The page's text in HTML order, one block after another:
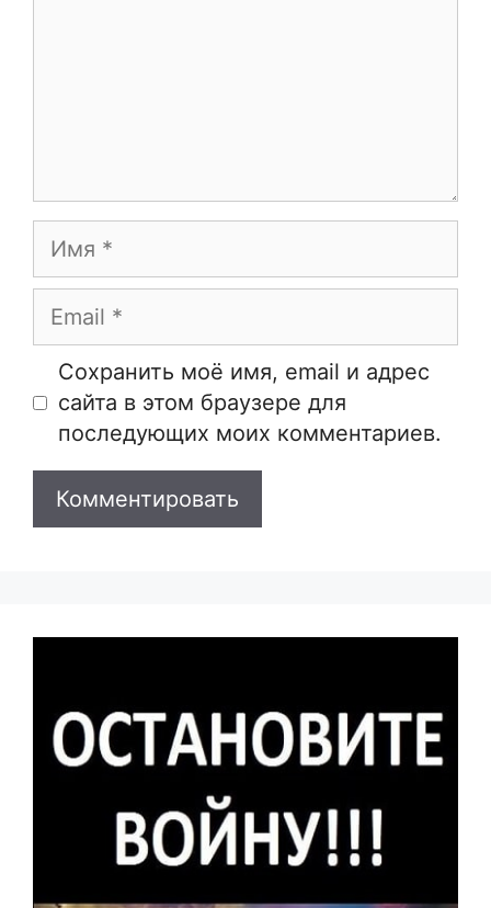
Имя
Email
Сайт
Сохранить моё имя, email и адрес
сайта в этом браузере для
последующих моих комментариев.